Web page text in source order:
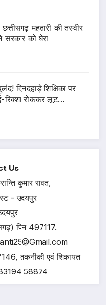
महतारी की तस्वीर
को घेरा
दिनदहाड़े शिक्षिका पर
रिक्शा रोककर लूट…
Us
कुमार रावत,
- उदयपुर
पिन 497117.
तकनीकी एवं शिकायत
58874